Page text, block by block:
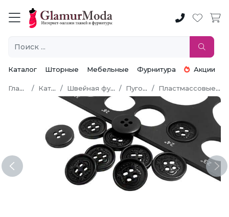
Каталог Шторные Мебельные Фурнитура Акции
Главная Каталог Швейная фурнитура Пуговицы Пластмассовые пуговицы
Previous